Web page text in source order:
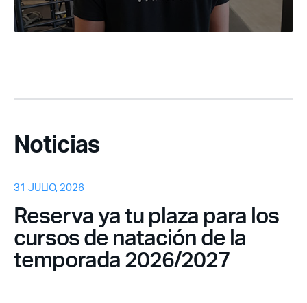
Noticias
31 JULIO, 2026
Reserva ya tu plaza para los
cursos de natación de la
temporada 2026/2027